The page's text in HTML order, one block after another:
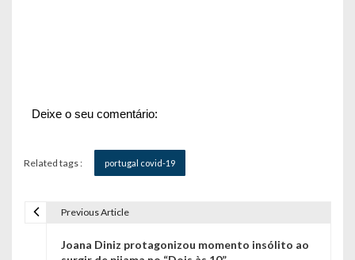
Deixe o seu comentário:
Related tags : portugal covid-19
Previous Article
Joana Diniz protagonizou momento insólito ao